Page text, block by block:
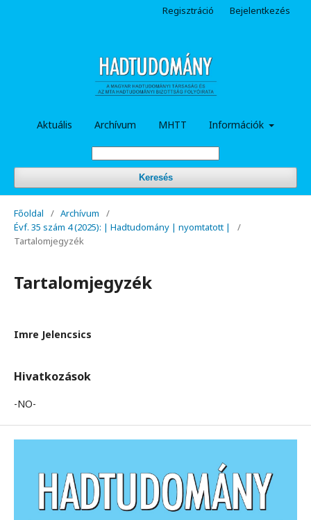
Aktuális Archívum MHTT Információk
Keresés
Regisztráció Bejelentkezés
Főoldal / Archívum
/
Évf. 35 szám 4 (2025): | Hadtudomány | nyomtatott |
/
Tartalomjegyzék
Tartalomjegyzék
Imre Jelencsics
Hivatkozások
-NO-